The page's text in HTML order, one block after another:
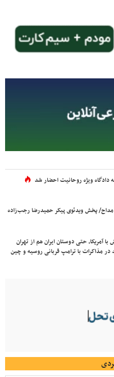
دادگاه ویژه روحانیت احضار شد
پخش ویدئوی پیکر حمیدرضا رجب‌زاده
آمریکا، حتی دوستان ایران هم از تهران
در مذاکرات با ترامپ قربانی روسیه و چین